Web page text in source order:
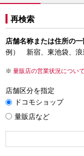
再検索
店舗名称または住所の
例） 新宿、東池袋、浪
量販店の営業状況につい
店舗区分を指定
ドコモショップ
量販店など